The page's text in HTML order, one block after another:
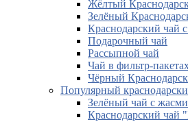
Жёлтый
Зелёный
Краснодарский чай
Подарочный чай
Рассыпной чай
Чай в фильтр-
Чёрный
Популярный
Зелёный чай с
Краснодарский чай